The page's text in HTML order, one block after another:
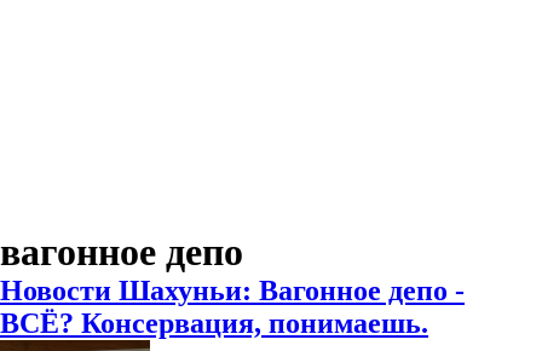
вагонное депо
Новости Шахуньи: Вагонное депо -
ВСЁ? Консервация, понимаешь.